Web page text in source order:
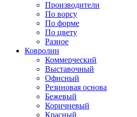
Производители
По ворсу
По форме
По цвету
Разное
Ковролин
Коммерческий
Выставочный
Офисный
Резиновая основа
Бежевый
Коричневый
Красный